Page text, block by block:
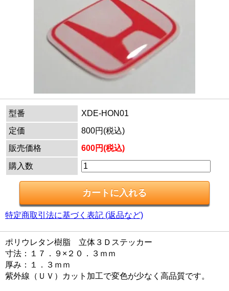
型番
XDE-HON01
定価
800円(税込)
販売価格
600円(税込)
購入数
特定商取引法に基づく表記 (返品など)
ポリウレタン樹脂 立体３Ｄステッカー
寸法：１７．９×２０．３ｍｍ
厚み：１．３ｍｍ
紫外線（ＵＶ）カット加工で変色が少なく高品質です。